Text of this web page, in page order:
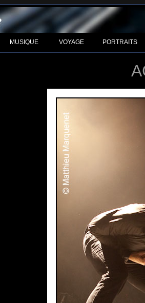
MUSIQUE VOYAGE PORTRAITS